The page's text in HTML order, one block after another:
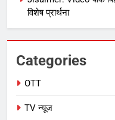
विशेष प्रार्थना
Categories
OTT
TV न्यूज